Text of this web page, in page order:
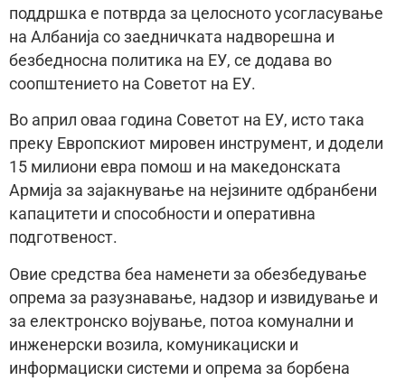
поддршка е потврда за целосното усогласување
на Албанија со заедничката надворешна и
безбедносна политика на ЕУ, се додава во
соопштението на Советот на ЕУ.
Во април оваа година Советот на ЕУ, исто така
преку Европскиот мировен инструмент, и додели
15 милиони евра помош и на македонската
Армија за зајакнување на нејзините одбранбени
капацитети и способности и оперативна
подготвеност.
Овие средства беа наменети за обезбедување
опрема за разузнавање, надзор и извидување и
за електронско војување, потоа комунални и
инженерски возила, комуникациски и
информациски системи и опрема за борбена